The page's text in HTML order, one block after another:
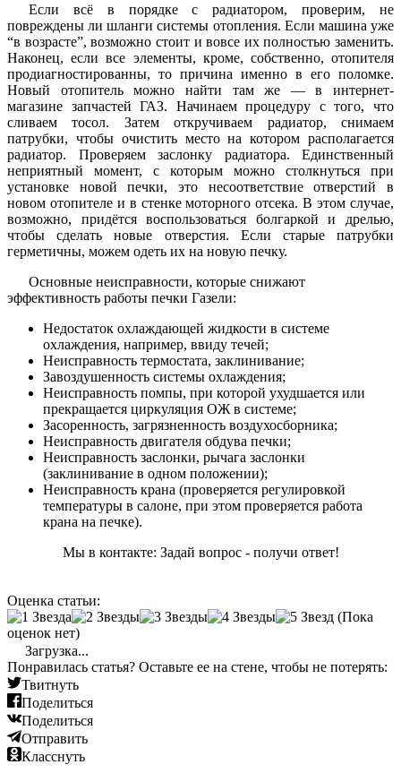
Если всё в порядке с радиатором, проверим, не
повреждены ли шланги системы отопления. Если машина уже
“в возрасте”, возможно стоит и вовсе их полностью заменить.
Наконец, если все элементы, кроме, собственно, отопителя
продиагностированны, то причина именно в его поломке.
Новый отопитель можно найти там же — в интернет-
магазине запчастей ГАЗ. Начинаем процедуру с того, что
сливаем тосол. Затем откручиваем радиатор, снимаем
патрубки, чтобы очистить место на котором располагается
радиатор. Проверяем заслонку радиатора. Единственный
неприятный момент, с которым можно столкнуться при
установке новой печки, это несоответствие отверстий в
новом отопителе и в стенке моторного отсека. В этом случае,
возможно, придётся воспользоваться болгаркой и дрелью,
чтобы сделать новые отверстия. Если старые патрубки
герметичны, можем одеть их на новую печку.
Основные неисправности, которые снижают
эффективность работы печки Газели:
Недостаток охлаждающей жидкости в системе
охлаждения, например, ввиду течей;
Неисправность термостата, заклинивание;
Завоздушенность системы охлаждения;
Неисправность помпы, при которой ухудшается или
прекращается циркуляция ОЖ в системе;
Засоренность, загрязненность воздухосборника;
Неисправность двигателя обдува печки;
Неисправность заслонки, рычага заслонки
(заклинивание в одном положении);
Неисправность крана (проверяется регулировкой
температуры в салоне, при этом проверяется работа
крана на печке).
Мы в контакте: Задай вопрос - получи ответ!
Оценка статьи:
(Пока
оценок нет)
Загрузка...
Понравилась статья? Оставьте ее на стене, чтобы не потерять:
Твитнуть
Поделиться
Поделиться
Отправить
Класснуть